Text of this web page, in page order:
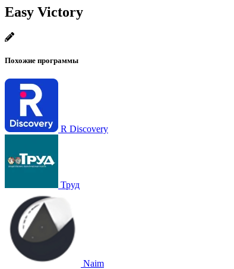
Easy Victory
Похожие программы
R Discovery
Труд
Naim